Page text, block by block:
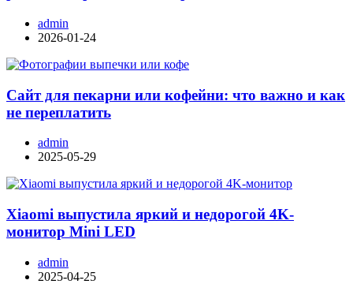
admin
2026-01-24
Сайт для пекарни или кофейни: что важно и как
не переплатить
admin
2025-05-29
Xiaomi выпустила яркий и недорогой 4K-
монитор Mini LED
admin
2025-04-25